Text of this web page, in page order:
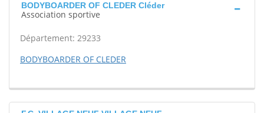
BODYBOARDER OF CLEDER Cléder
Association sportive
Département: 29233
BODYBOARDER OF CLEDER